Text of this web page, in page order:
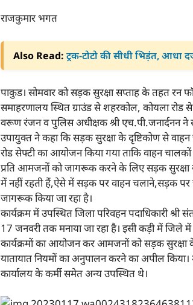
राजकुमार भगत
Also Read: ट्रक-टोटो की सीधी भिड़ंत, आधा
पाकुड। सोमवार को सड़क सुरक्षा सप्ताह के तहत
समाहरणालय स्थित ग्राउंड से शहरकोल, कोयला रोड
वरूण रंजन व पुलिस अधीक्षक श्री
उपायुक्त ने कहा कि सड़क सुरक्षा के दृष्टिकोण से
रोड सेफ्टी का आयोजन किया गया ताकि वाहन
प्रति आमजनों को जागरूक करने के लिए सड़क सुरक्षा
में नहीं रहती हैं,ऐसे में सड़क पर वाहन चलाने,सड़क पर
जागरूक किया जा रहा है।
कार्यक्रम में उपस्थित जिला परिवहन पदाधिकारी श्री
17 जनवरी तक मनाया जा रहा है। इसी कड़ी में जिले
कार्यक्रमों का आयोजन कर आमजनों को सड़क सुरक्षा
यातायात नियमों का अनुपालन करने का अपील
कार्यालय के कर्मी समेत अन्य उपस्थित थे।